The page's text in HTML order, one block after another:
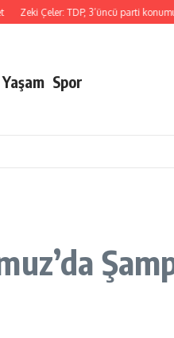
Çeler: TDP, 3’üncü parti konumunda
Yaşam Spor